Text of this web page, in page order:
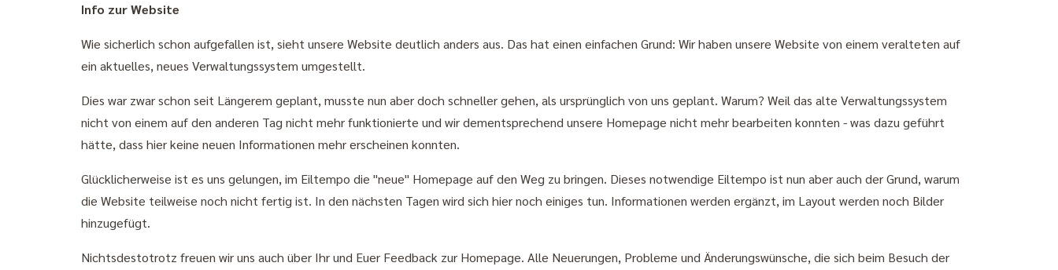
Info zur Website
Wie sicherlich schon aufgefallen ist, sieht unsere Website deutlich anders aus. Das hat einen einfachen Grund: Wir haben unsere Website von einem veralteten auf
ein aktuelles, neues Verwaltungssystem umgestellt.
Dies war zwar schon seit Längerem geplant, musste nun aber doch schneller gehen, als ursprünglich von uns geplant. Warum? Weil das alte Verwaltungssystem
nicht von einem auf den anderen Tag nicht mehr funktionierte und wir dementsprechend unsere Homepage nicht mehr bearbeiten konnten - was dazu geführt
hätte, dass hier keine neuen Informationen mehr erscheinen konnten.
Glücklicherweise ist es uns gelungen, im Eiltempo die "neue" Homepage auf den Weg zu bringen. Dieses notwendige Eiltempo ist nun aber auch der Grund, warum
die Website teilweise noch nicht fertig ist. In den nächsten Tagen wird sich hier noch einiges tun. Informationen werden ergänzt, im Layout werden noch Bilder
hinzugefügt.
Nichtsdestotrotz freuen wir uns auch über Ihr und Euer Feedback zur Homepage. Alle Neuerungen, Probleme und Änderungswünsche, die sich beim Besuch der